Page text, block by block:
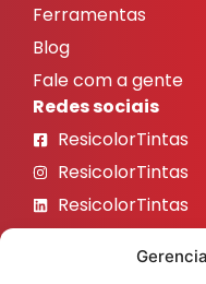
Ferramentas
Blog
Fale com a gente
Redes sociais
ResicolorTintas
ResicolorTintas
ResicolorTintas
ResicolorTintas
ResicolorTintas